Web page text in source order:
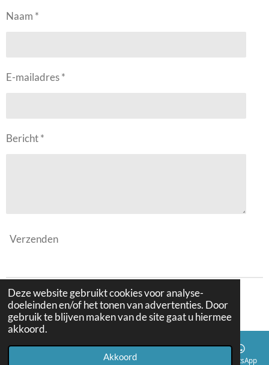
Deze website gebruikt cookies voor analyse-
doeleinden en/of het tonen van advertenties. Door
gebruik te blijven maken van de site gaat u hiermee
akkoord.
Akkoord
Naam *
E-mailadres *
Bericht *
Verzenden
© 2023 - 2026 mindfulartstudio
Powered by JouwWeb
Telefoonnummer WhatsApp